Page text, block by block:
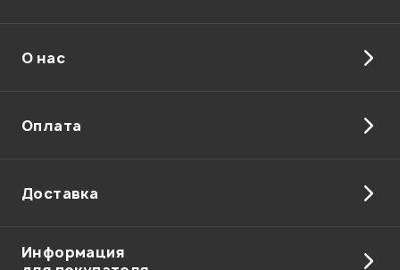
Отправить
О нас
Оплата
Доставка
Информация